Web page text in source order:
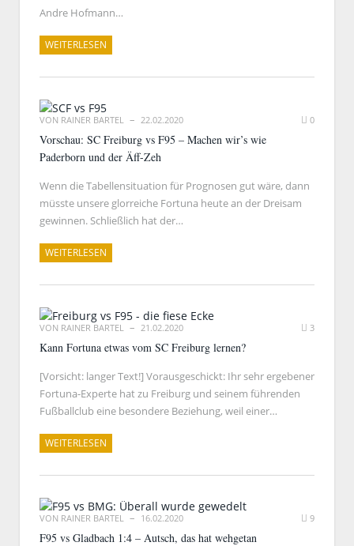
Andre Hofmann…
WEITERLESEN
VON RAINER BARTEL 22.02.2020 0
Vorschau: SC Freiburg vs F95 – Machen wir’s wie
Paderborn und der Äff-Zeh
Wenn die Tabellensituation für Prognosen gut wäre, dann
müsste unsere glorreiche Fortuna heute an der Dreisam
gewinnen. Schließlich hat der…
WEITERLESEN
VON RAINER BARTEL 21.02.2020 3
Kann Fortuna etwas vom SC Freiburg lernen?
[Vorsicht: langer Text!] Vorausgeschickt: Ihr sehr ergebener
Fortuna-Experte hat zu Freiburg und seinem führenden
Fußballclub eine besondere Beziehung, weil einer…
WEITERLESEN
VON RAINER BARTEL 16.02.2020 9
F95 vs Gladbach 1:4 – Autsch, das hat wehgetan